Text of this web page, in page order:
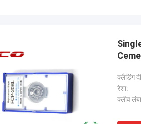
क्लैडिंग
रेशा:
क्लीव